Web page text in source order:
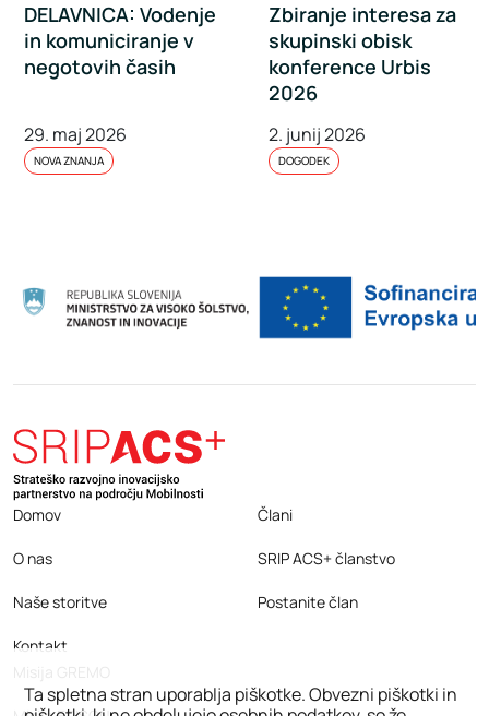
DELAVNICA: Vodenje
in komuniciranje v
negotovih časih
29. maj 2026
NOVA ZNANJA
Zbiranje interesa za
skupinski obisk
konference Urbis
2026
2. junij 2026
DOGODEK
Domov
O nas
Naše storitve
Kontakt
Člani
SRIP ACS+ članstvo
Postanite član
Ta spletna stran uporablja piškotke. Obvezni piškotki in